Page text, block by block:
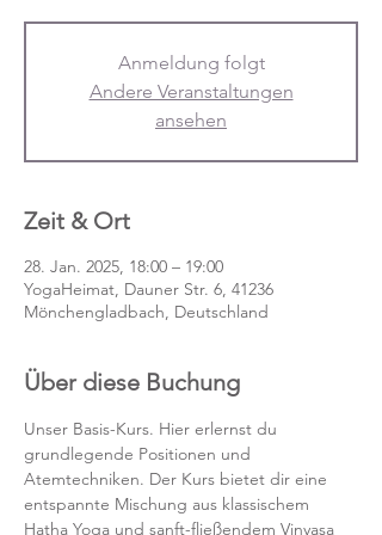
Anmeldung folgt
Andere Veranstaltungen
ansehen
Zeit & Ort
28. Jan. 2025, 18:00 – 19:00
YogaHeimat, Dauner Str. 6, 41236
Mönchengladbach, Deutschland
Über diese Buchung
Unser Basis-Kurs. Hier erlernst du
grundlegende Positionen und
Atemtechniken. Der Kurs bietet dir eine
entspannte Mischung aus klassischem
Hatha Yoga und sanft-fließendem Vinyasa